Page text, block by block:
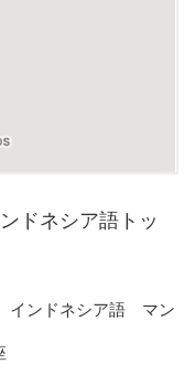
ドネシア語トッ
ンドネシア語 マン